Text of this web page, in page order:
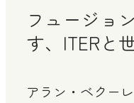
フュージョ
す、ITERと
アラン・ベクー